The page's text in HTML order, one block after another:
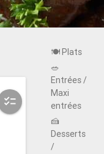
checklist
🍽️ Plats
🥗
Entrées /
Maxi
entrées
🍰
Desserts
/